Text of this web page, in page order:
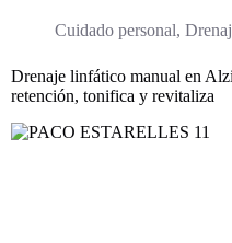
Cuidado personal,
Drenaje linfático manual en
retención, tonifica y revitaliza